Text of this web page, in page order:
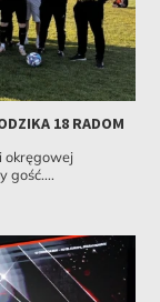
18 RADOM
okręgowej
gość....